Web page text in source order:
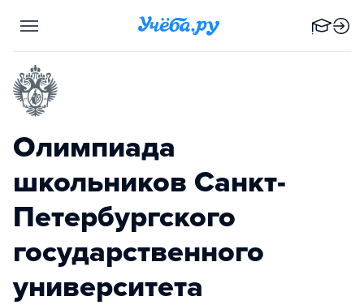
Олимпиада
школьников Санкт-
Петербургского
государственного
университета